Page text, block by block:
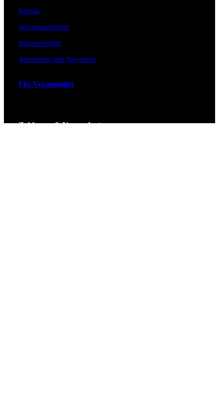
Kontakt
Vorverkaufsstellen
Barrierefreiheit
Anmeldung zum Newsletter
Für Veranstalter
Zahlungs- & Versandarten